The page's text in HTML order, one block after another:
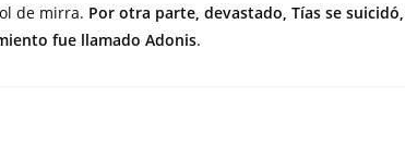
de mirra. Por otra parte, devastado, Tías se suicidó,
fue llamado Adonis.